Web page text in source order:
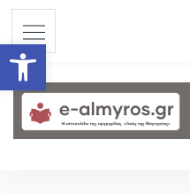
Ανοίξτε τη